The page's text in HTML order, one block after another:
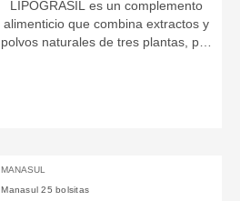
LIPOGRASIL es un complemento
alimenticio que combina extractos y
polvos naturales de tres plantas, p…
MANASUL
Manasul 25 bolsitas